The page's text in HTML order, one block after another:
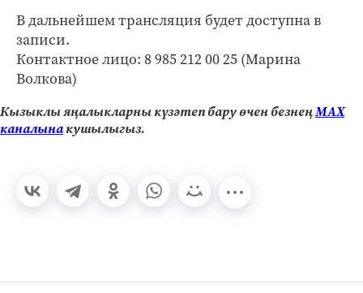
В дальнейшем трансляция будет доступна в
записи.
Контактное лицо: 8 985 212 00 25 (Марина
Волкова)
Кызыклы яңалыкларны күзәтеп бару өчен безнеңМАХ
каналынакушылыгыз.